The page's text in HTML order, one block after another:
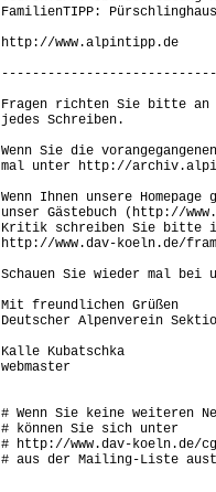
FamilienTIPP:
http://www.alpintipp.de
Fragen richten Sie bitte an
jedes Schreiben.
Wenn Sie die
mal unter http://
Wenn Ihnen unsere
unser Gästebuch (http://
Kritik schreiben Sie bitte
http://www.dav-koeln.de/
Schauen Sie wieder mal
Mit freundlichen Grüßen
Deutscher Alpenverein
Kalle Kubatschka
webmaster
# Wenn Sie keine weiteren
# können Sie sich unter
# http://www.dav-koeln.de/
# aus der Mailing-Liste